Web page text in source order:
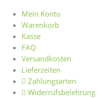
Mein Konto
Warenkorb
Kasse
FAQ
Versandkosten
Lieferzeiten
Zahlungsarten
Widerrufsbelehrung